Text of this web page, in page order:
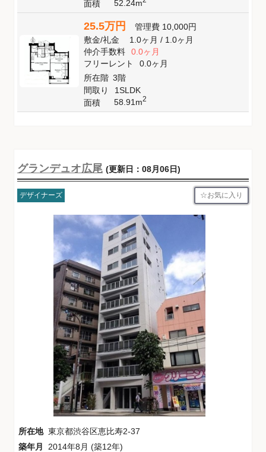
面積 52.24m
25.5万円 管理費 10,000円
敷金/礼金 1.0ヶ月/ 1.0ヶ月
仲介手数料
0.0ヶ月
フリーレント
0.0ヶ月
所在階 3階
間取り
1SLDK
面積
58.91m2
グランデュオ広尾 (更新日：08月06日)
デザイナーズ お気に入り
所在地 東京都渋谷区恵比寿2-37
築年月
2014年8月 (築12年)